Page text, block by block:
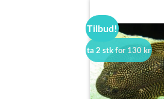
Tilbud!
ta 2 stk for 130 kr